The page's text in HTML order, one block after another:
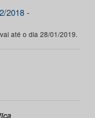
2018 -
até o dia 28/01/2019.